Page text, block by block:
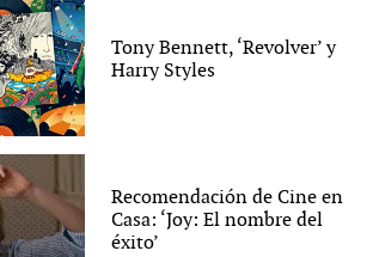
Tony Bennett, ‘Revolver’ y
Harry Styles
Recomendación de Cine en
Casa: ‘Joy: El nombre del
éxito’